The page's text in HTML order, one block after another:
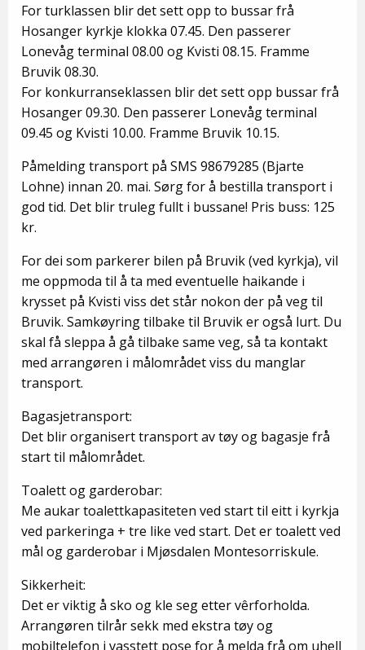
For turklassen blir det sett opp to bussar frå
Hosanger kyrkje klokka 07.45. Den passerer
Lonevåg terminal 08.00 og Kvisti 08.15. Framme
Bruvik 08.30.
For konkurranseklassen blir det sett opp bussar frå
Hosanger 09.30. Den passerer Lonevåg terminal
09.45 og Kvisti 10.00. Framme Bruvik 10.15.
Påmelding transport på SMS 98679285 (Bjarte
Lohne) innan 20. mai. Sørg for å bestilla transport i
god tid. Det blir truleg fullt i bussane! Pris buss: 125
kr.
For dei som parkerer bilen på Bruvik (ved kyrkja), vil
me oppmoda til å ta med eventuelle haikande i
krysset på Kvisti viss det står nokon der på veg til
Bruvik. Samkøyring tilbake til Bruvik er også lurt. Du
skal få sleppa å gå tilbake same veg, så ta kontakt
med arrangøren i målområdet viss du manglar
transport.
Bagasjetransport:
Det blir organisert transport av tøy og bagasje frå
start til målområdet.
Toalett og garderobar:
Me aukar toalettkapasiteten ved start til eitt i kyrkja
ved parkeringa + tre like ved start. Det er toalett ved
mål og garderobar i Mjøsdalen Montesorriskule.
Sikkerheit:
Det er viktig å sko og kle seg etter vêrforholda.
Arrangøren tilrår sekk med ekstra tøy og
mobiltelefon i vasstett pose for å melda frå om uhell